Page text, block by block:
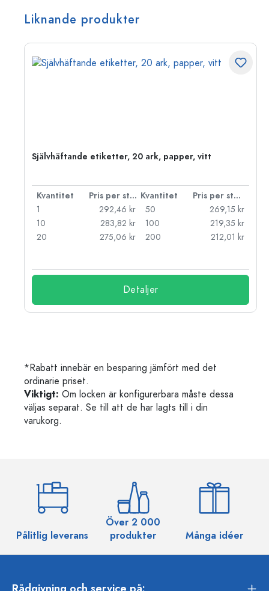
Liknande produkter
Självhäftande etiketter, 20 ark, papper, vitt
Kvantitet Pris per styck Kvantitet
Pris per styck
1
292,46 kr
10
283,82 kr
20
275,06 kr
50
269,15 kr
100
219,35 kr
200
212,01 kr
Detaljer
*Rabatt innebär en besparing jämfört med det
ordinarie priset.
Viktigt: Om locken är konfigurerbara måste dessa
väljas separat. Se till att de har lagts till i din
varukorg.
Pålitlig leverans
Över 2 000
produkter
Många idéer
Rådgivning och service på: